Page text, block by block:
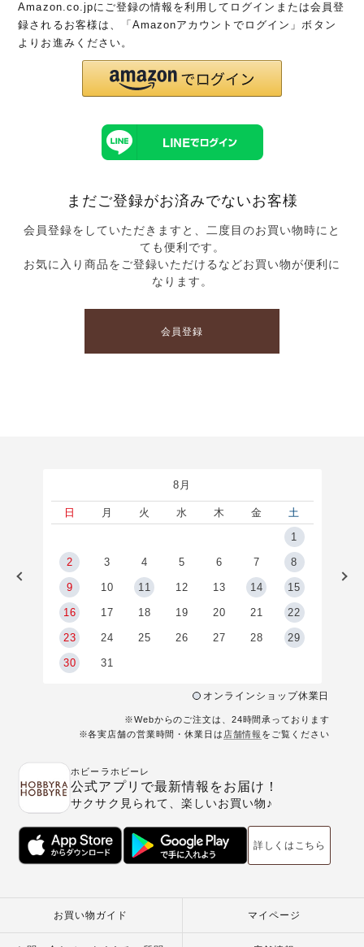
Amazon.co.jpにご登録の情報を利用してログインまたは会員登
録されるお客様は、「Amazonアカウントでログイン」ボタン
よりお進みください。
まだご登録がお済みでないお客様
会員登録をしていただきますと、二度目のお買い物時にと
ても便利です。
お気に入り商品をご登録いただけるなどお買い物が便利に
なります。
会員登録
8月
日 月 火 水 木 金
土
1
2 3 4 5 6 7 8
9 10 11 12 13 14 15
16 17 18 19 20 21 22
23 24 25 26 27 28 29
30 31
オンラインショップ休業日
※Webからのご注文は、24時間承っております
※各実店舗の営業時間・休業日は 店舗情報 をご覧ください
ホビーラホビーレ
公式アプリで最新情報をお届け！
サクサク見られて、楽しいお買い物♪
詳しくはこちら
お買い物ガイド マイページ